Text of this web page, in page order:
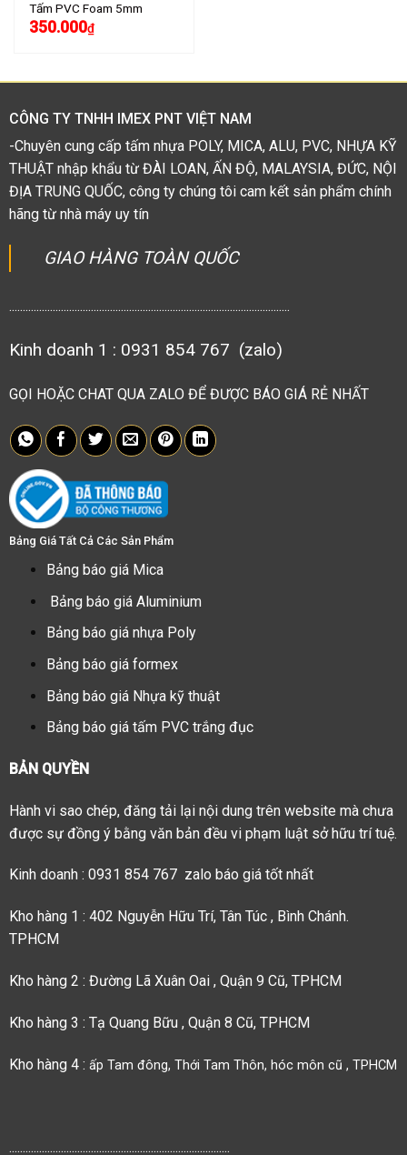
Tấm PVC Foam 5mm
350.000₫
CÔNG TY TNHH IMEX PNT VIỆT NAM
-Chuyên cung cấp tấm nhựa POLY, MICA, ALU, PVC, NHỰA KỸ
THUẬT nhập khẩu từ ĐÀI LOAN, ẤN ĐỘ, MALAYSIA, ĐỨC, NỘI
ĐỊA TRUNG QUỐC, công ty chúng tôi cam kết sản phẩm chính
hãng từ nhà máy uy tín
GIAO HÀNG TOÀN QUỐC
.......................................................................................................
Kinh doanh 1 : 0931 854 767 (zalo)
GỌI HOẶC CHAT QUA ZALO ĐỂ ĐƯỢC BÁO GIÁ RẺ NHẤT
Bảng Giá Tất Cả Các Sản Phẩm
Bảng báo giá Mica
Bảng báo giá Aluminium
Bảng báo giá nhựa Poly
Bảng báo giá formex
Bảng báo giá Nhựa kỹ thuật
Bảng báo giá tấm PVC trắng đục
BẢN QUYỀN
Hành vi sao chép, đăng tải lại nội dung trên website mà chưa
được sự đồng ý bằng văn bản đều vi phạm luật sở hữu trí tuệ.
Kinh doanh : 0931 854 767 zalo báo giá tốt nhất
Kho hàng 1 : 402 Nguyễn Hữu Trí, Tân Túc , Bình Chánh.
TPHCM
Kho hàng 2 : Đường Lã Xuân Oai , Quận 9 Cũ, TPHCM
Kho hàng 3 : Tạ Quang Bữu , Quận 8 Cũ, TPHCM
Kho hàng 4 : ấp Tam đông, Thới Tam Thôn, hóc môn cũ , TPHCM
.................................................................................